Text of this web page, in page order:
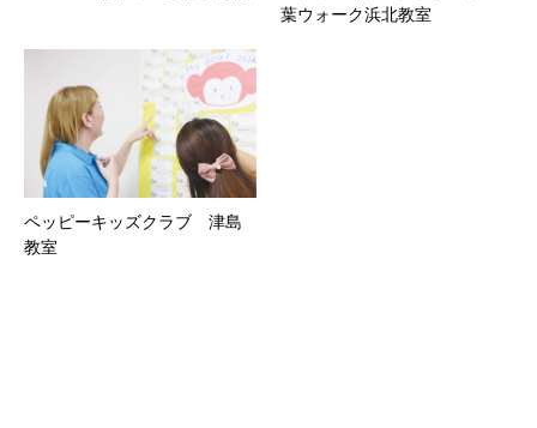
葉ウォーク浜北教室
ペッピーキッズクラブ 津島
教室